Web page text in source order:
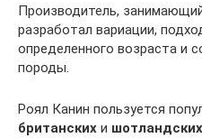
Производитель,
разработал вариации,
определенного возраста и
породы.
Роял Канин пользуется
британских и